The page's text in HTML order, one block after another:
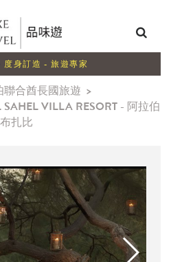
度身訂造 - 旅遊專家
聯合酋長國旅遊 >
VILLA RESORT - 阿拉伯
扎比